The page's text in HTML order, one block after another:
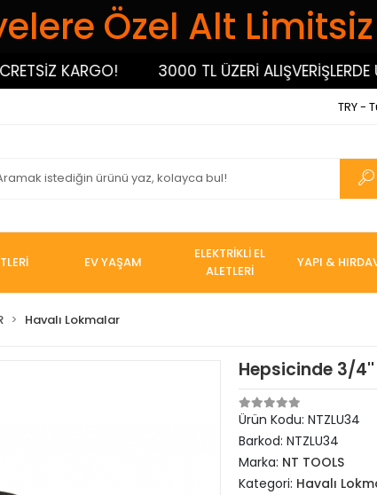
Özel Alt
KARGO! 3000 TL ÜZERİ ALIŞVERİŞLERDE
TRY -
EV YAŞAM
ELEKTRİKLİ EL
ALETLERİ
YAPI &
Havalı Lokmalar
Hepsicinde 3/
Ürün Kodu: NTZLU34
Barkod: NTZLU34
Marka: NT TOOLS
Kategori: Havalı